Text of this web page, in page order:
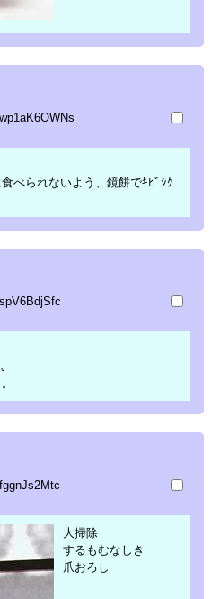
べられないよう、鏡餅でｷﾋﾞｼｸ
大掃除
するもむなしき
爪おろし